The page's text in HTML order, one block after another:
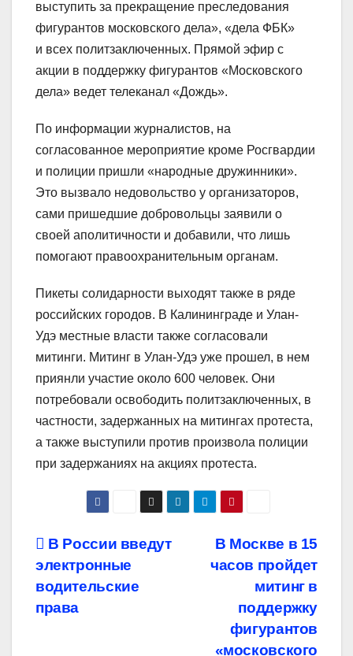
выступить за прекращение преследования
фигурантов московского дела», «дела ФБК»
и всех политзаключенных. Прямой эфир с
акции в поддержку фигурантов «Московского
дела» ведет телеканал «Дождь».
По информации журналистов, на
согласованное мероприятие кроме Росгвардии
и полиции пришли «народные дружинники».
Это вызвало недовольство у организаторов,
сами пришедшие добровольцы заявили о
своей аполитичности и добавили, что лишь
помогают правоохранительным органам.
Пикеты солидарности выходят также в ряде
российских городов. В Калининграде и Улан-
Удэ местные власти также согласовали
митинги. Митинг в Улан-Удэ уже прошел, в нем
приянли участие около 600 человек. Они
потребовали освободить политзаключенных, в
частности, задержанных на митингах протеста,
а также выступили против произвола полиции
при задержаниях на акциях протеста.
Навигация
по
записям
В Москве в 15
часов пройдет
митинг в
поддержку
фигурантов
«московского
В России введут
электронные
водительские
права